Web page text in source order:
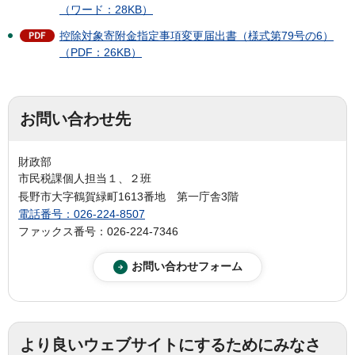
（ワード：28KB）
控除対象寄附金指定事項変更届出書（様式第79号の6）
（PDF：26KB）
お問い合わせ先
財政部
市民税課個人担当１、２班
長野市大字鶴賀緑町1613番地 第一庁舎3階
電話番号：026-224-8507
ファックス番号：026-224-7346
より良いウェブサイトにするためにみなさ